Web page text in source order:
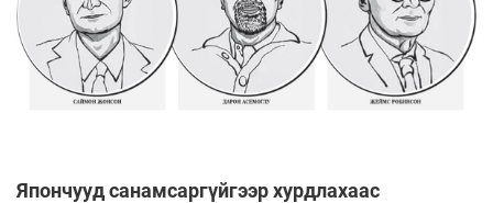
Япончууд санамсаргүйгээр хурдлахаас